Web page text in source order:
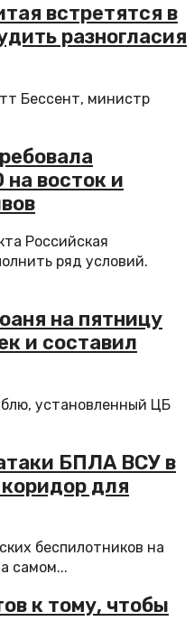
встретятся в
разногласия
Бессент, министр
восток и
Российская
ряд условий.
на пятницу
и составил
установленный ЦБ
БПЛА ВСУ в
для
беспилотников на
самом...
к тому, чтобы